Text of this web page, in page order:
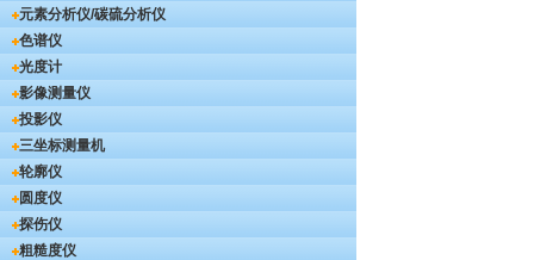
元素分析仪/碳硫分析仪
色谱仪
光度计
影像测量仪
投影仪
三坐标测量机
轮廓仪
圆度仪
探伤仪
粗糙度仪